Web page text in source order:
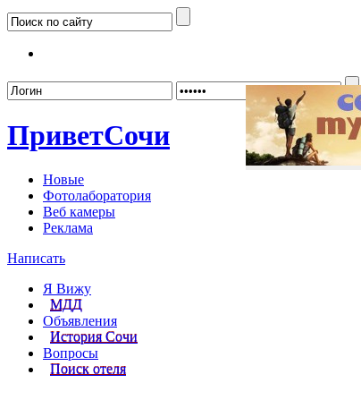
ПриветСочи
Новые
Фотолаборатория
Веб камеры
Реклама
Написать
Я Вижу
МДД
Объявления
История Сочи
Вопросы
Поиск отеля